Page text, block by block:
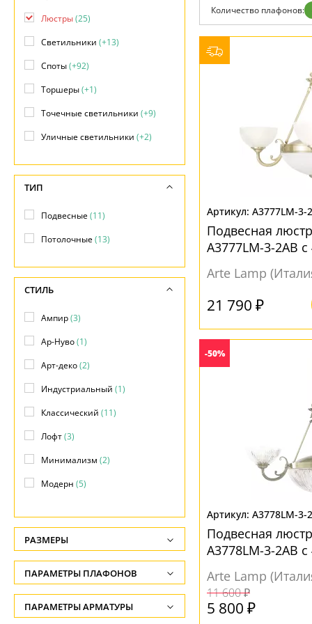
Доставка и оплата
Гарантия
Возврат
Установка
Бренды
Контакты
Количество плафонов:
A3777LM-3-
Подвесная
A3777LM-3-2AB
Arte Lamp
21 790 ₽
-50%
A3778LM-3-
Подвесная
A3778LM-3-2AB
Arte Lamp
11 600 ₽
5 800 ₽
Люстры(25)
Светильники (+13)
Споты(+92)
Торшеры(+1)
Точечные светильники (+9)
Уличные светильники (+2)
ТИП
Подвесные(11)
Потолочные(13)
СТИЛЬ
Ампир(3)
Ар-Нуво(1)
Арт-деко(2)
Индустриальный (1)
Классический (11)
Лофт(3)
Минимализм (2)
Модерн (5)
Прованс(2)
Скандинавский(1)
Современный(7)
Флористика(1)
РАЗМЕРЫ
Высота, см
-
Длина подвеса, см
ПАРАМЕТРЫ ПЛАФОНОВ
ФОРМА ПЛАФОНА
ПАРАМЕТРЫ АРМАТУРЫ